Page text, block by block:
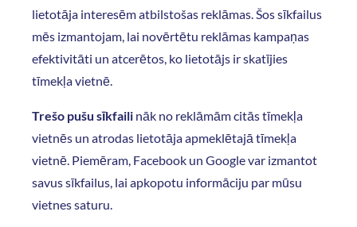
lietotāja interesēm atbilstošas reklāmas. Šos sīkfailus
mēs izmantojam, lai novērtētu reklāmas kampaņas
efektivitāti un atcerētos, ko lietotājs ir skatījies
tīmekļa vietnē.
Trešo pušu sīkfaili nāk no reklāmām citās tīmekļa
vietnēs un atrodas lietotāja apmeklētajā tīmekļa
vietnē. Piemēram, Facebook un Google var izmantot
savus sīkfailus, lai apkopotu informāciju par mūsu
vietnes saturu.